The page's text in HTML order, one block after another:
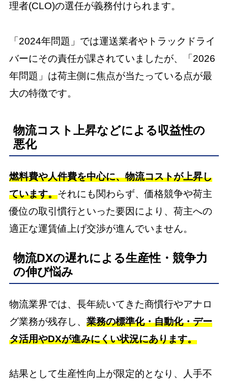
理者(CLO)の選任が義務付けられます。
「2024年問題」では運送業者やトラックドライ
バーにその責任が課されていましたが、「2026
年問題」は荷主側に焦点が当たっている点が最
大の特徴です。
物流コスト上昇などによる収益性の
悪化
燃料費や人件費を中心に、物流コストが上昇し
ています。それにも関わらず、価格競争や荷主
優位の取引慣行といった要因により、荷主への
適正な運賃値上げ交渉が進んでいません。
物流DXの遅れによる生産性・競争力
の伸び悩み
物流業界では、長年続いてきた商慣行やアナロ
グ業務が残存し、 業務の標準化・自動化・デー
タ活用やDXが進みにくい状況にあります。
結果として生産性向上が限定的となり、人手不